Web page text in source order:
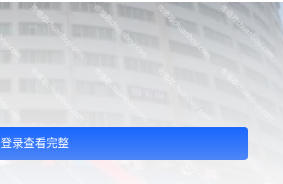
登录查看完整